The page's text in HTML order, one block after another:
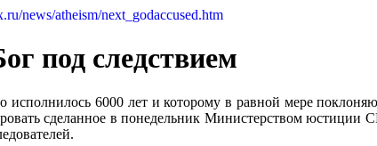
news/atheism/next_godaccused.htm
под следствием
6000 лет и которому в равной мере
сделанное в понедельник Министерством